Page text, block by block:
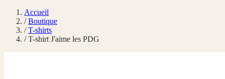
Accueil
/ Boutique
/ T-shirts
/ T-shirt J'aime les PDG